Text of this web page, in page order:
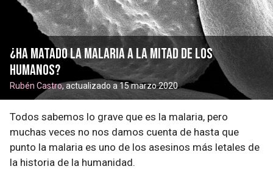
¿Ha matado la malaria a la mitad de los
humanos?
Rubén Castro, actualizado a 15 marzo 2020
Todos sabemos lo grave que es la malaria, pero
muchas veces no nos damos cuenta de hasta que
punto la malaria es uno de los asesinos más letales de
la historia de la humanidad.